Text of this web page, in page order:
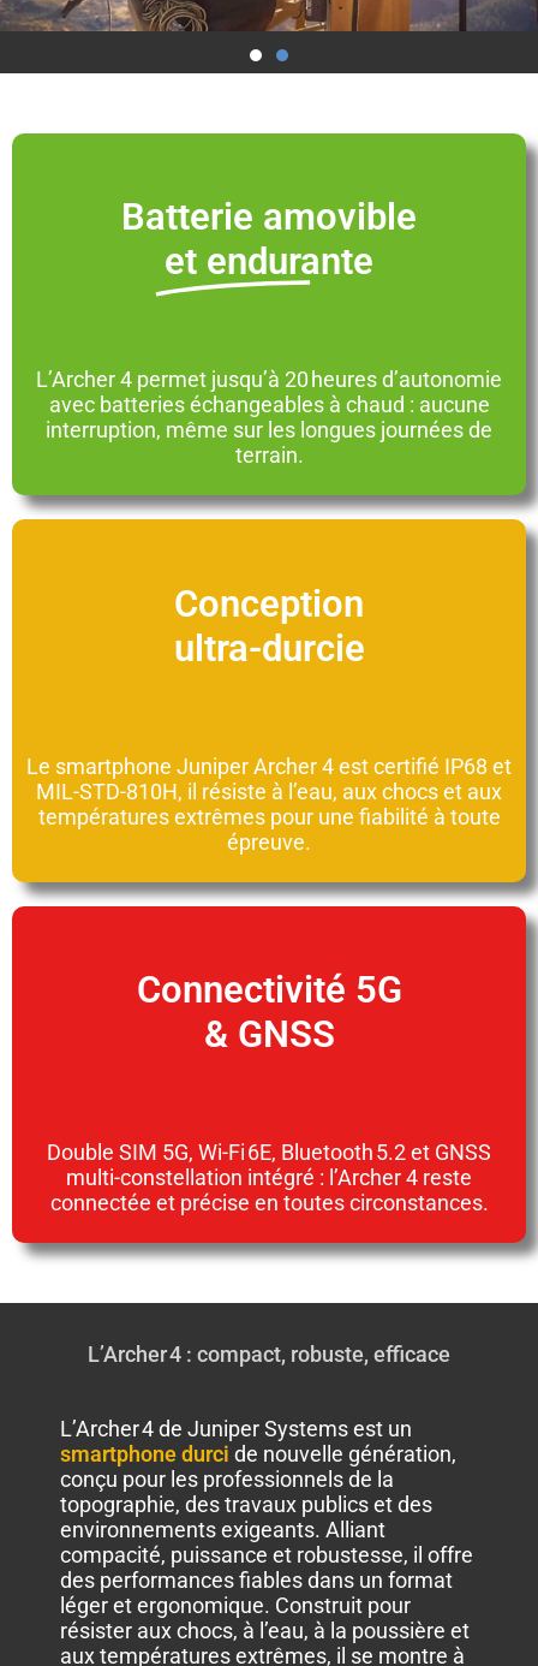
Batterie amovible
et endurante
L’Archer 4 permet jusqu’à 20 heures d’autonomie
avec batteries échangeables à chaud : aucune
interruption, même sur les longues journées de
terrain.
Conception
ultra-durcie
Le smartphone Juniper Archer 4 est certifié IP68 et
MIL-STD-810H, il résiste à l’eau, aux chocs et aux
températures extrêmes pour une fiabilité à toute
épreuve.
Connectivité 5G
& GNSS
Double SIM 5G, Wi-Fi 6E, Bluetooth 5.2 et GNSS
multi-constellation intégré : l’Archer 4 reste
connectée et précise en toutes circonstances.
L’Archer 4 : compact, robuste, efficace
L’Archer 4 de Juniper Systems est un
smartphone durci de nouvelle génération,
conçu pour les professionnels de la
topographie, des travaux publics et des
environnements exigeants. Alliant
compacité, puissance et robustesse, il offre
des performances fiables dans un format
léger et ergonomique. Construit pour
résister aux chocs, à l’eau, à la poussière et
aux températures extrêmes, il se montre à